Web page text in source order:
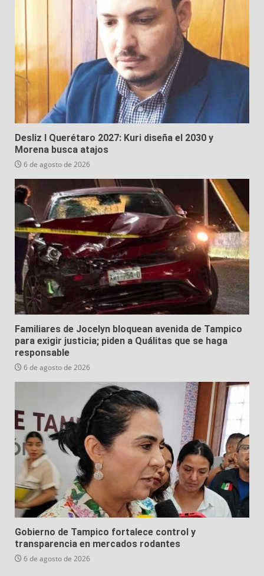
Desliz I Querétaro 2027: Kuri diseña el 2030 y
Morena busca atajos
6 de agosto de 2026
Familiares de Jocelyn bloquean avenida de Tampico
para exigir justicia; piden a Quálitas que se haga
responsable
6 de agosto de 2026
Gobierno de Tampico fortalece control y
transparencia en mercados rodantes
6 de agosto de 2026